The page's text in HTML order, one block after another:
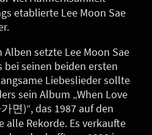
etablierte Lee Moon Sae
setzte Lee Moon Sae
seinen beiden ersten
Liebeslieder sollte
sein Album „When Love
면)“, das 1987 auf den
alle Rekorde. Es verkaufte